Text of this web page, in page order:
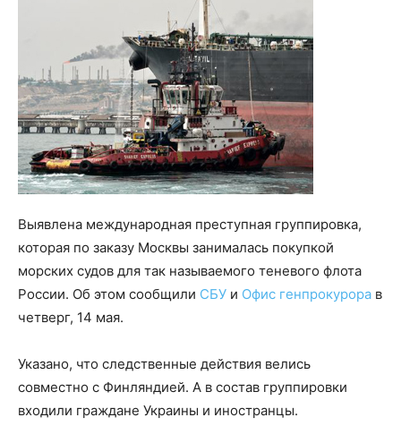
Выявлена международная преступная группировка,
которая по заказу Москвы занималась покупкой
морских судов для так называемого теневого флота
России. Об этом сообщили СБУ и Офис генпрокурора в
четверг, 14 мая.
Указано, что следственные действия велись
совместно с Финляндией. А в состав группировки
входили граждане Украины и иностранцы.